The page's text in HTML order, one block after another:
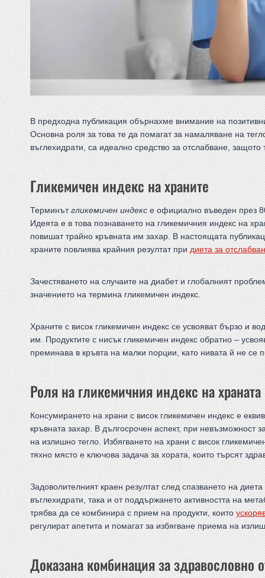
В предходна публикация обърнахме внимание на
Основна роля за това те да помагат за намаляване на
въглехидрати, са идеално средство за отслабване,
Гликемичен индекс на храните
Терминътгликемичен индексе официално въведен през
Идеята е в това познаването на гликемичния индекс на
повишат трайно кръвната им захар. В настоящата
храните повлиява крайния резултат придиета за
Зачестяването на случаите на диабет и глобалният
значението на термина гликемичен индекс.
Храните с висок гликемичен индекс се усвояват бързо и
им. Продуктите с нисък гликемичен индекс обратно –
преминава в кръвта на малки порции, като нивата й не се
Роля на гликемичния индекс на
Консумирането на храни с висок гликемичен индекс е
кръвната захар. В дългосрочен аспект, при невъзможност
на излишно тегло. Избягването на храни с висок
тяхно място е ключова задача за хората, които търсят
Задоволителният краен резултат след спазването на
въглехидрати, така и от поддържането активността на
трябва да се комбинира с прием на продукти, които
регулират апетита и помагат за избягване приема на
Доказана комбинация за здравословно